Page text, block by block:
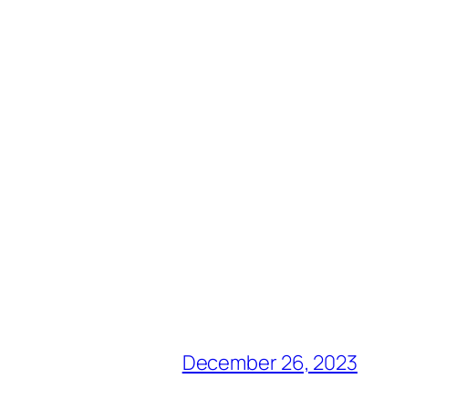
December 26, 2023